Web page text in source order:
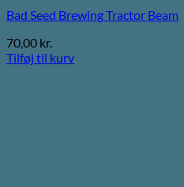
Bad Seed Brewing Tractor Beam
70,00 kr.
Tilføj til kurv